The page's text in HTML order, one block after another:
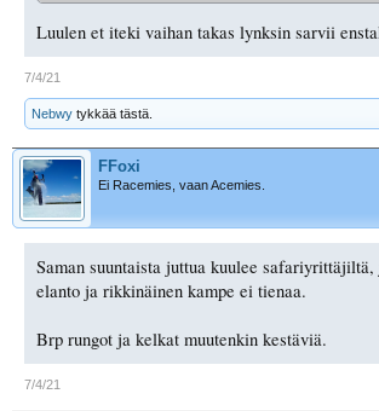
Luulen et iteki vaihan takas lynksin sarvii
7/4/21
Nebwy tykkää tästä.
FFoxi
Ei Racemies, vaan Acemies.
Saman suuntaista juttua kuulee
elanto ja rikkinäinen kampe ei tienaa.
Brp rungot ja kelkat muutenkin kestäviä.
7/4/21